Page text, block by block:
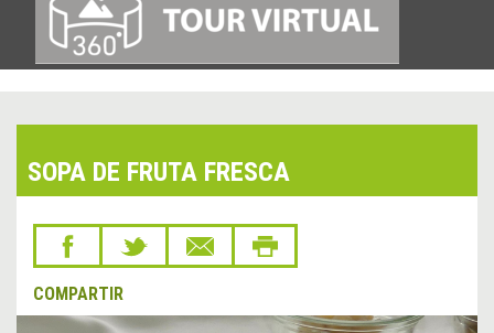
SOPA DE FRUTA FRESCA
COMPARTIR